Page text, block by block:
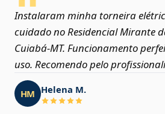
Instalaram minha torneira
cuidado no Residencial Mirante
Cuiabá‑MT. Funcionamento
uso. Recomendo pelo
HM Helena M.